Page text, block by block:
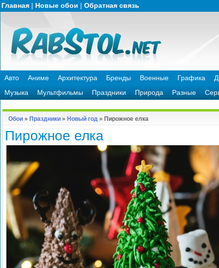
Главная | Новые обои | Обратная связь
Авто Аниме Архитектура Бренды Военные Графика
Музыка
Мультфильмы Праздники Природа Разные
Обои » Праздники » Новый год » Пирожное елка
Пирожное елка